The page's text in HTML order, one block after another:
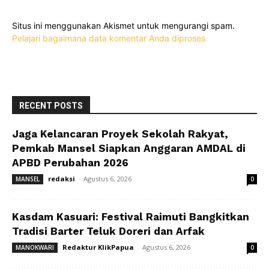
Situs ini menggunakan Akismet untuk mengurangi spam.
Pelajari bagaimana data komentar Anda diproses
RECENT POSTS
Jaga Kelancaran Proyek Sekolah Rakyat,
Pemkab Mansel Siapkan Anggaran AMDAL di
APBD Perubahan 2026
MANSEL redaksi - Agustus 6, 2026 0
Kasdam Kasuari: Festival Raimuti Bangkitkan
Tradisi Barter Teluk Doreri dan Arfak
MANOKWARI Redaktur KlikPapua - Agustus 6, 2026 0